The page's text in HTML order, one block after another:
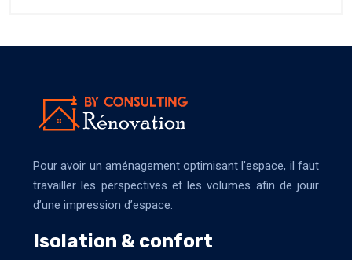
Pour avoir un aménagement optimisant l’espace, il faut
travailler les perspectives et les volumes afin de jouir
d’une impression d’espace.
Isolation & confort